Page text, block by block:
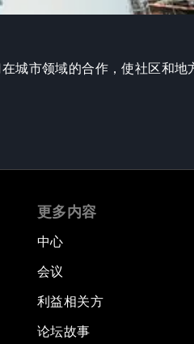
城市领域的合作，使社区和地
更多内容
中心
会议
利益相关方
论坛故事